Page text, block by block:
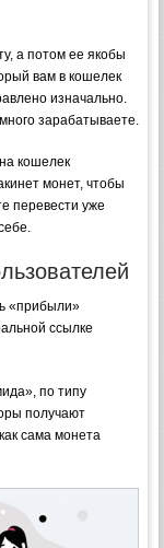
а потом ее якобы
вам в кошелек
изначально.
зарабатываете.
кошелек
монет, чтобы
перевести уже
«прибыли»
ссылке
по типу
получают
сама монета